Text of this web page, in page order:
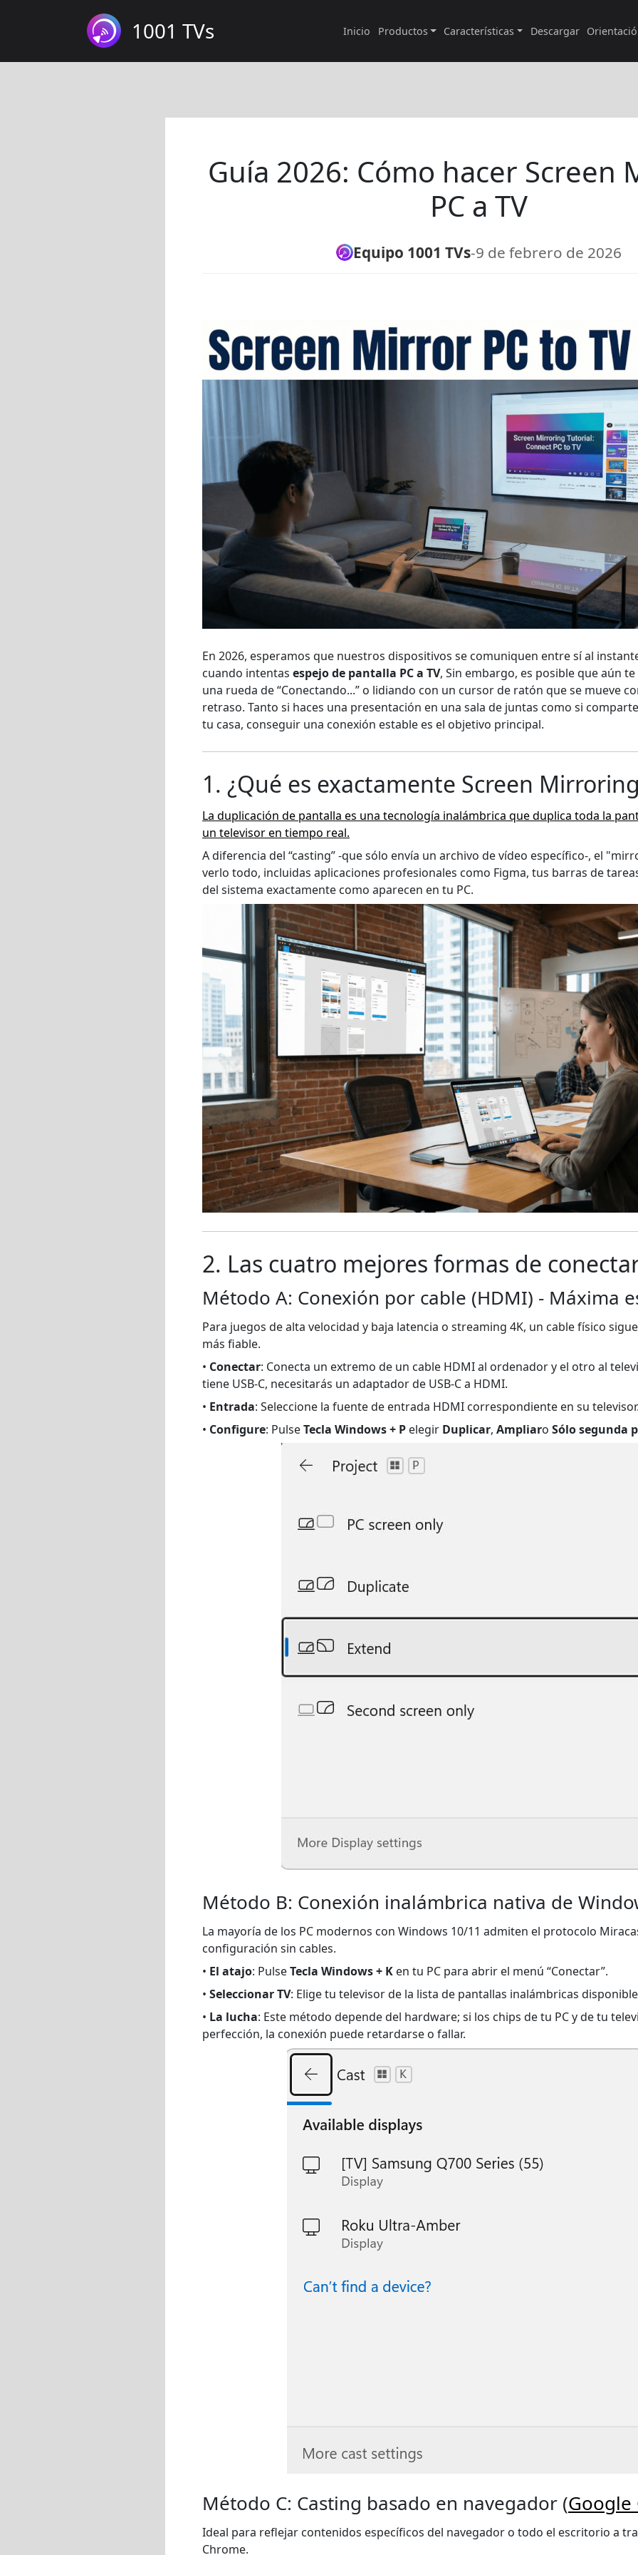
1001 TVs Inicio Productos Características Descargar
Guía 2026: Cómo hacer Screen
PC a TV
Equipo 1001 TVs-9 de febrero de 2026
En 2026, esperamos que nuestros dispositivos se comuniquen entre sí al
cuando intentas espejo de pantalla PC a TV, Sin embargo, es posible que aún
una rueda de “Conectando...” o lidiando con un cursor de ratón que se mueve
retraso. Tanto si haces una presentación en una sala de juntas como si
tu casa, conseguir una conexión estable es el objetivo principal.
1. ¿Qué es exactamente Screen
La duplicación de pantalla es una tecnología inalámbrica que duplica toda la
un televisor en tiempo real.
A diferencia del “casting” -que sólo envía un archivo de vídeo específico-, el
verlo todo, incluidas aplicaciones profesionales como Figma, tus barras de
del sistema exactamente como aparecen en tu PC.
2. Las cuatro mejores formas de
Método A: Conexión por cable (HDMI) - Máxima
Para juegos de alta velocidad y baja latencia o streaming 4K, un cable físico
más fiable.
• Conectar: Conecta un extremo de un cable HDMI al ordenador y el otro al
tiene USB-C, necesitarás un adaptador de USB-C a HDMI.
• Entrada: Seleccione la fuente de entrada HDMI correspondiente en su
• Configure: PulseTecla Windows + P elegir Duplicar, Ampliaro Sólo segunda
Método B: Conexión inalámbrica nativa de
La mayoría de los PC modernos con Windows 10/11 admiten el protocolo
configuración sin cables.
• El atajo: PulseTecla Windows + K en tu PC para abrir el menú “Conectar”.
• Seleccionar TV: Elige tu televisor de la lista de pantallas inalámbricas
• La lucha: Este método depende del hardware; si los chips de tu PC y de tu
perfección, la conexión puede retardarse o fallar.
Método C: Casting basado en navegador (Google
Ideal para reflejar contenidos específicos del navegador o todo el escritorio a
Chrome.